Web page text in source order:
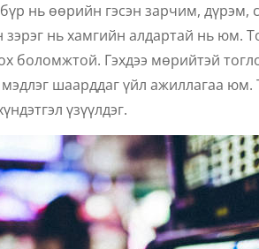
нь өөрийн гэсэн зарчим, дүрэм,
нь хамгийн алдартай нь юм.
боломжтой. Гэхдээ мөрийтэй
шаарддаг үйл ажиллагаа юм.
үзүүлдэг.